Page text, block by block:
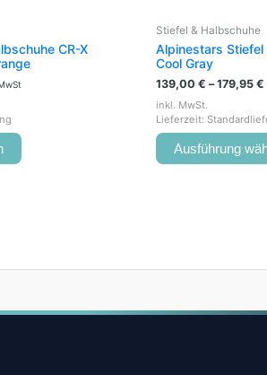
CR-X
Stiefel & Halbschuhe
Alpinestars
Cool Gray
139,00 € –179,95 €
inkl. MwSt.
Lieferzeit:
Ausführung